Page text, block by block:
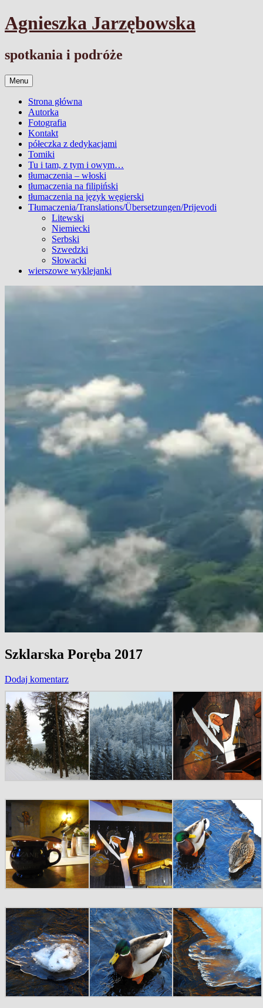
Przejdź
do
Agnieszka Jarzębowska
spotkania i podróże
Menu
Strona główna
Autorka
Fotografia
Kontakt
półeczka z dedykacjami
Tomiki
Tu i tam, z tym i owym…
tłumaczenia – włoski
tłumaczenia na filipiński
tłumaczenia na język węgierski
Tłumaczenia/Translations/Übersetzungen/Prijevodi
Litewski
Niemiecki
Serbski
Szwedzki
Słowacki
wierszowe wyklejanki
Szklarska Poręba 2017
Dodaj komentarz